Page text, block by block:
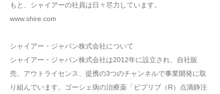
もと、シャイアーの社員は日々尽力しています。
www.shire.com
シャイアー・ジャパン株式会社について
シャイアー・ジャパン株式会社は2012年に設立され、自社販
売、アウトライセンス、提携の3つのチャンネルで事業開発に取
り組んでいます。ゴーシェ病の治療薬「ビプリブ（R）点滴静注